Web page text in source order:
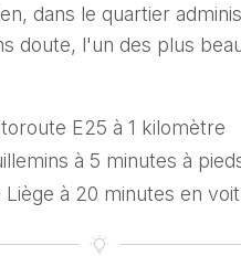
dans le quartier
doute, l'un des plus
E25 à 1 kilomètre
à 5 minutes à
à 20 minutes en